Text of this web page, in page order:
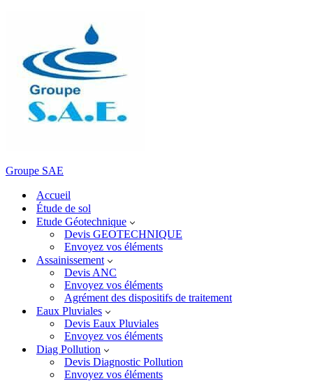
Groupe SAE
Accueil
Étude de sol
Etude Géotechnique
Devis GEOTECHNIQUE
Envoyez vos éléments
Assainissement
Devis ANC
Envoyez vos éléments
Agrément des dispositifs de traitement
Eaux Pluviales
Devis Eaux Pluviales
Envoyez vos éléments
Diag Pollution
Devis Diagnostic Pollution
Envoyez vos éléments